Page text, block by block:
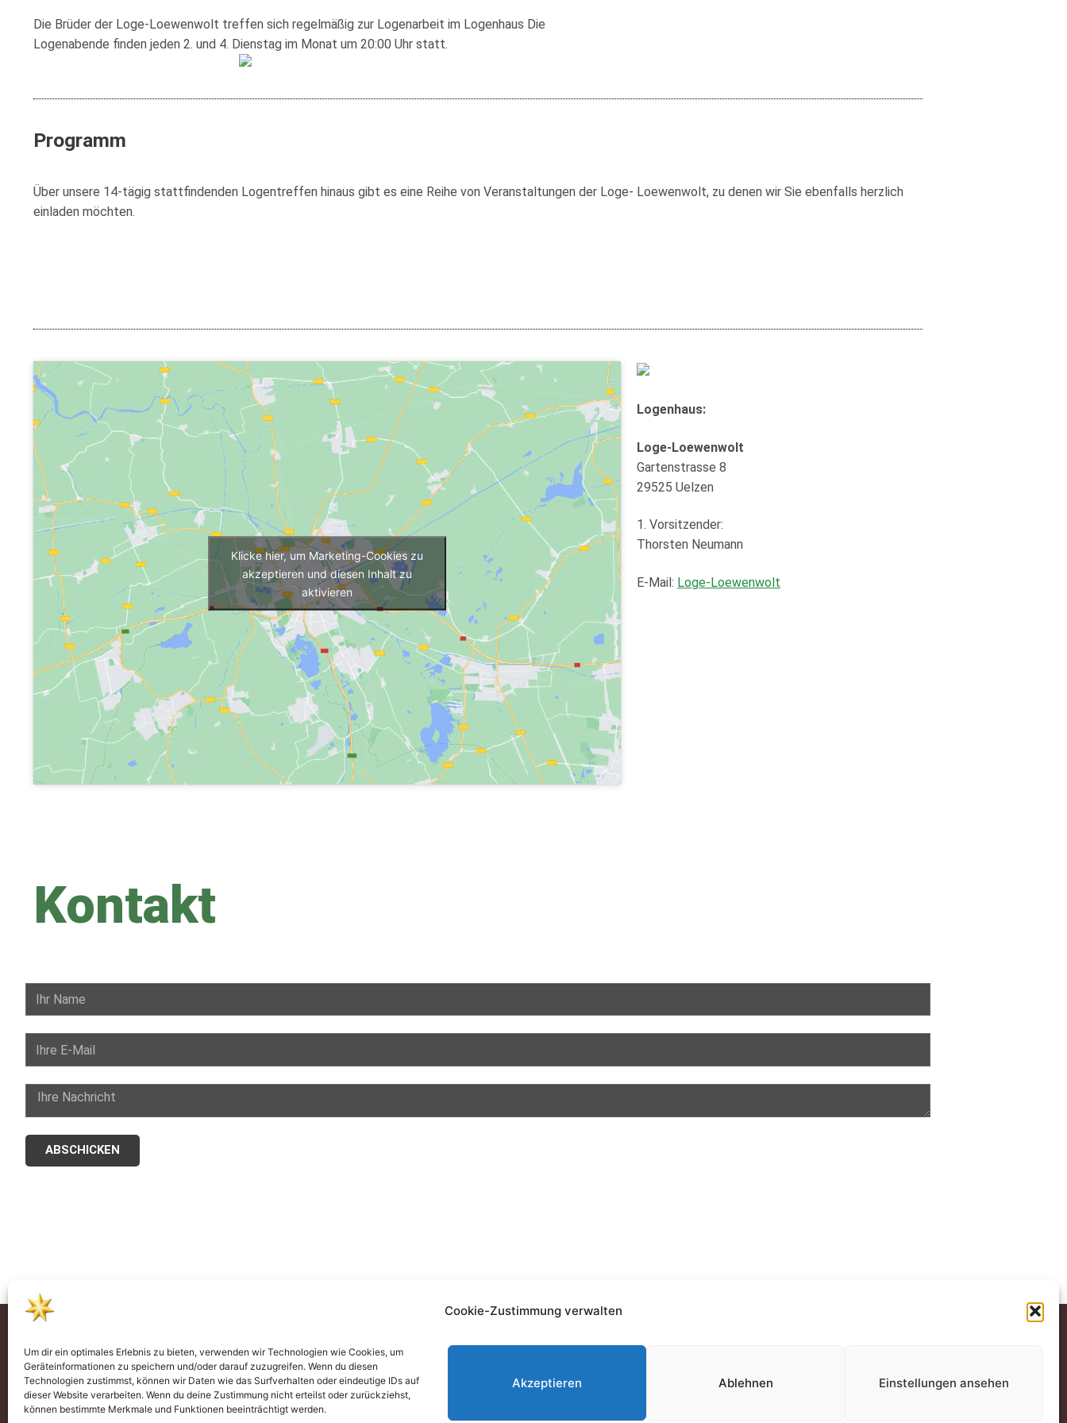
Cookie-Zustimmung verwalten
Um dir ein optimales Erlebnis zu bieten, verwenden wir Technologien wie Cookies, um
Geräteinformationen zu speichern und/oder darauf zuzugreifen. Wenn du diesen
Technologien zustimmst, können wir Daten wie das Surfverhalten oder eindeutige IDs auf
dieser Website verarbeiten. Wenn du deine Zustimmung nicht erteilst oder zurückziehst,
können bestimmte Merkmale und Funktionen beeinträchtigt werden.
Akzeptieren Ablehnen Einstellungen ansehen
Loge Peredur, Kassel
Die Brüder der Loge-Loewenwolt treffen sich regelmäßig zur Logenarbeit im Logenhaus Die
Logenabende finden jeden 2. und 4. Dienstag im Monat um 20:00 Uhr statt.
Programm
Über unsere 14-tägig stattfindenden Logentreffen hinaus gibt es eine Reihe von Veranstaltungen der Loge- Loewenwolt, zu denen wir Sie ebenfalls herzlich
einladen möchten.
Klicke hier, um Marketing-Cookies zu
akzeptieren und diesen Inhalt zu
aktivieren
Logenhaus:
Loge-Loewenwolt
Gartenstrasse 8
29525 Uelzen
1. Vorsitzender:
Thorsten Neumann
E-Mail: Loge-Loewenwolt
Kontakt
ABSCHICKEN
DAS NEUESTE
Blog Impressum